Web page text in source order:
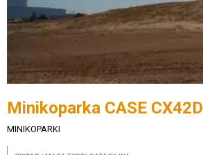
Minikoparka CASE CX42D
MINIKOPARKI